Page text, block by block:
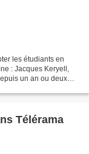
les étudiants en
: Jacques Keryell,
un an ou deux
Télérama